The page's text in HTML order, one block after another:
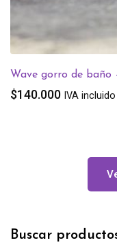
Wave gorro de baño
$140.000 IVA incluido
Buscar